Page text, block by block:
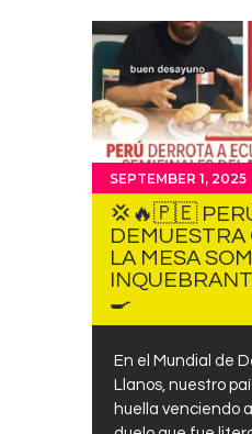
SEPTEMBER 1, 2025
💢🔥🇵🇪
DEMUESTRA
LA MESA
🍳
En el Mundial de
Llanos, nuestro
huella venciendo